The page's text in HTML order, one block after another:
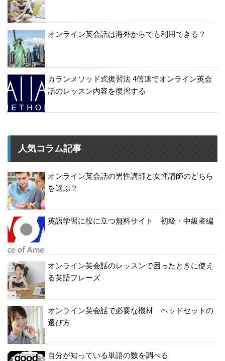
オンライン英会話は海外からでも利用できる？
カランメソッド式復習法 4倍速でオンライン英会
話のレッスン内容を復習する
人気コラム記事
オンライン英会話の男性講師と女性講師のどちら
を選ぶ？
英語学習に役に立つ無料サイト 初級・中級者編
オンライン英会話のレッスンで困ったときに使え
る英語フレーズ
オンライン英会話で必要な機材 ヘッドセットの
選び方
自分が知っている単語の数を調べる